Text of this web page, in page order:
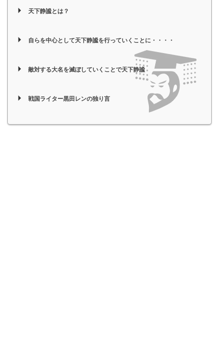
天下静謐とは？
自らを中心として天下静謐を行っていくことに・・・・
敵対する大名を滅ぼしていくことで天下静謐
戦国ライター黒田レンの独り言